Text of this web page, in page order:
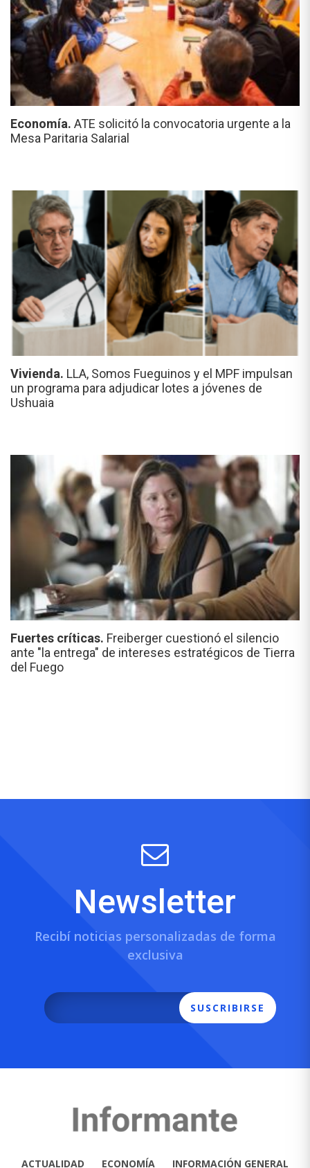
Economía. ATE solicitó la convocatoria urgente a la
Mesa Paritaria Salarial
Vivienda. LLA, Somos Fueguinos y el MPF impulsan
un programa para adjudicar lotes a jóvenes de
Ushuaia
Fuertes críticas. Freiberger cuestionó el silencio
ante "la entrega" de intereses estratégicos de Tierra
del Fuego
Newsletter
Recibí noticias personalizadas de forma
exclusiva
SUSCRIBIRSE
ACTUALIDAD ECONOMÍA INFORMACIÓN GENERAL